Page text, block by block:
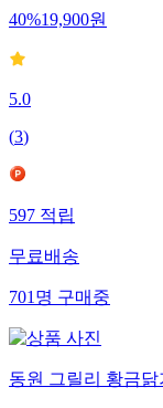
40%19,900원
5.0
(3)
597적립
무료배송
701명구매중
동원 그릴리 황금닭